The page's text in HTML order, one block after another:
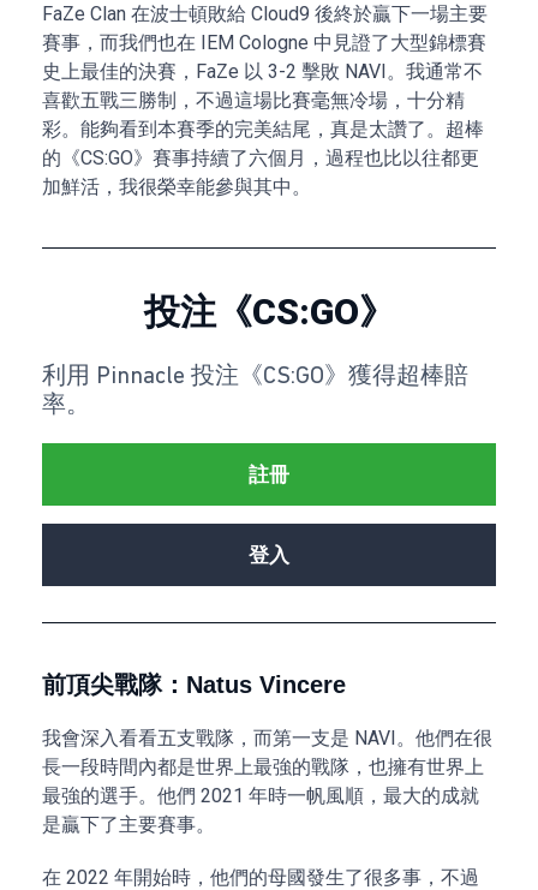
FaZe Clan 在波士頓敗給 Cloud9 後終於贏下一場主要
賽事，而我們也在 IEM Cologne 中見證了大型錦標賽
史上最佳的決賽，FaZe 以 3-2 擊敗 NAVI。我通常不
喜歡五戰三勝制，不過這場比賽毫無冷場，十分精
彩。能夠看到本賽季的完美結尾，真是太讚了。超棒
的《CS:GO》賽事持續了六個月，過程也比以往都更
加鮮活，我很榮幸能參與其中。
投注《CS:GO》
利用 Pinnacle 投注《CS:GO》獲得超棒賠
率。
註冊
登入
前頂尖戰隊：Natus Vincere
我會深入看看五支戰隊，而第一支是 NAVI。他們在很
長一段時間內都是世界上最強的戰隊，也擁有世界上
最強的選手。他們 2021 年時一帆風順，最大的成就
是贏下了主要賽事。
在 2022 年開始時，他們的母國發生了很多事，不過